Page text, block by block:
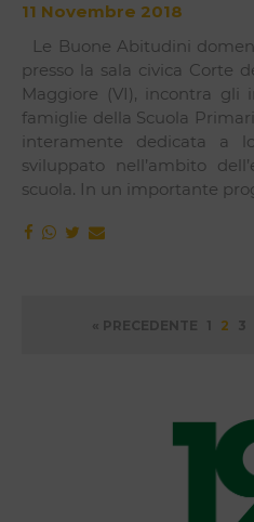
11 Novembre 2018
Le Buone Abitudini
presso la sala civica Corte
Maggiore (VI), incontra gli
famiglie della Scuola
interamente dedicata a
sviluppato nell’ambito
scuola. In un importante
« PRECEDENTE 1 2 3